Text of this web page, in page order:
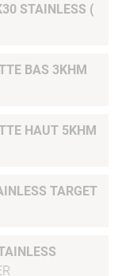
(
BAS 3KHM
HAUT 5KHM